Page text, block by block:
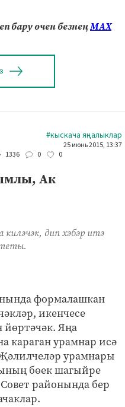
бару өчен безнеңМАХ
#кыскача яңалыклар
25 июнь 2015, 13:37
1336
0 0
Ак
киләчәк, дип хәбәр итә
формалашкан
икенчесе
Яңа
караган урамнар исә
урамнары
бөек шагыйре
районында бер